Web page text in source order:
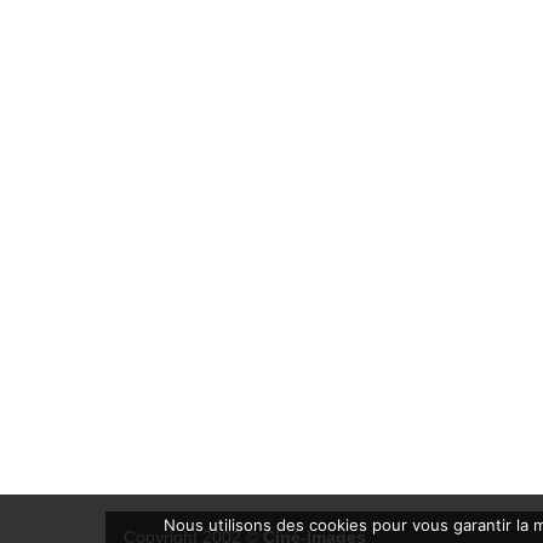
Copyright 2002 ©Ciné-Images
Nous utilisons des cookies pour vous garantir